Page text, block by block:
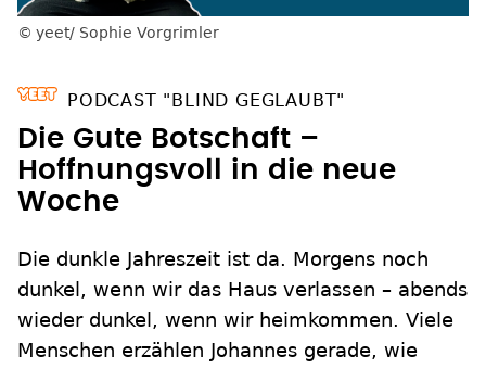
yeet/ Sophie Vorgrimler
PODCAST "BLIND GEGLAUBT"
Die Gute Botschaft –
Hoffnungsvoll in die neue
Woche
Die dunkle Jahreszeit ist da. Morgens noch
dunkel, wenn wir das Haus verlassen – abends
wieder dunkel, wenn wir heimkommen. Viele
Menschen erzählen Johannes gerade, wie